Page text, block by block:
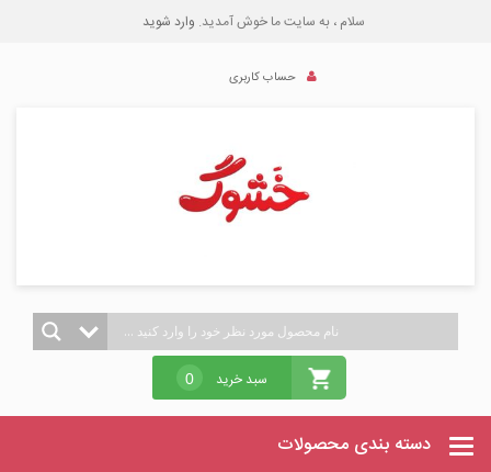
سلام ، به سایت ما خوش آمدید. وارد شوید
حساب کاربری
سبد خرید 0
دسته بندی محصولاتCategories